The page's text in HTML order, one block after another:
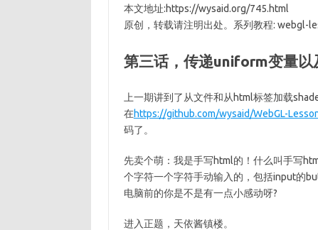
本文地址:https://wysaid.org/745.html
原创，转载请注明出处。系列教程: webgl-
第三话，传递uniform变量以
上一期讲到了从文件和从html标签加载
在https://github.com/wysaid/WebGL-
码了。
先卖个萌：我是手写html的！什么叫手写
个字符一个字符手动输入的，包括input的
电脑前的你是不是有一点小感动呀?
进入正题，天依酱镇楼。